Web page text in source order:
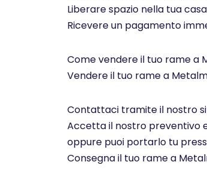
Liberare spazio nella tua
Ricevere un pagamento
Come vendere il tuo rame a
Vendere il tuo rame a
Contattaci tramite il nostro
Accetta il nostro preventivo
oppure puoi portarlo tu
Consegna il tuo rame a